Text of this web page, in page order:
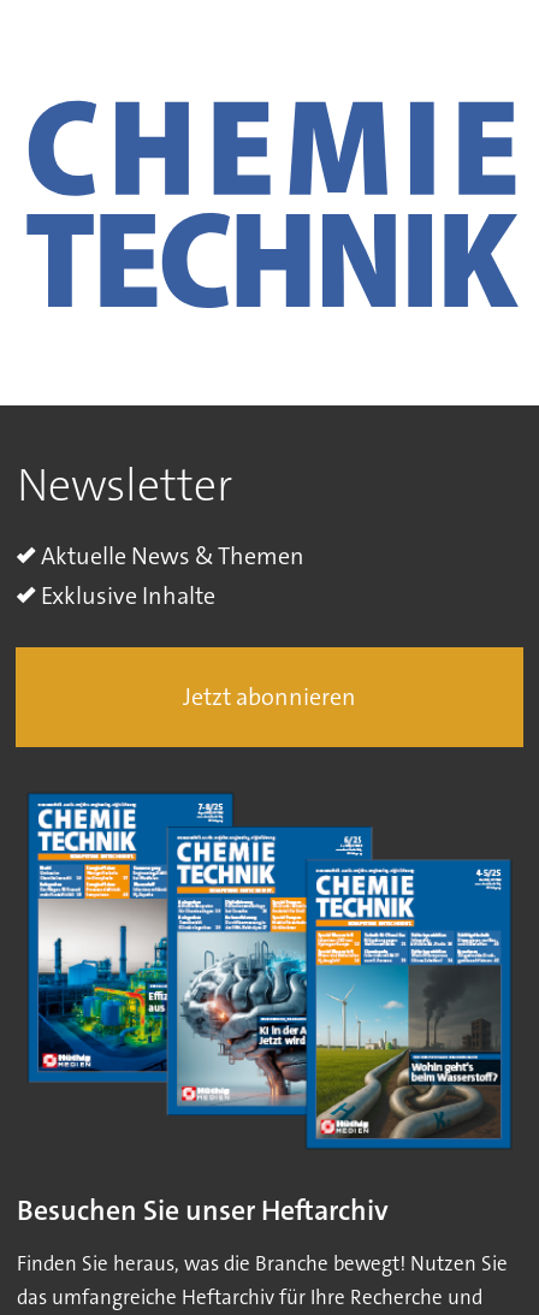
Newsletter
Aktuelle News & Themen
Exklusive Inhalte
Jetzt abonnieren
Besuchen Sie unser Heftarchiv
Finden Sie heraus, was die Branche bewegt! Nutzen Sie
das umfangreiche Heftarchiv für Ihre Recherche und